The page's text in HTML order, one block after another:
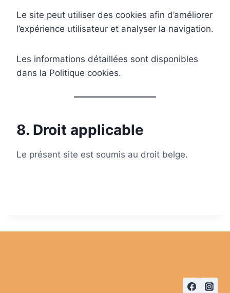
Le site peut utiliser des cookies afin d’améliorer
l’expérience utilisateur et analyser la navigation.
Les informations détaillées sont disponibles
dans la Politique cookies.
8. Droit applicable
Le présent site est soumis au droit belge.